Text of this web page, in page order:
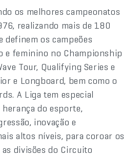
os melhores campeonatos
realizando mais de 180
definem os campeões
e feminino no Championship
Tour, Qualifying Series e
e Longboard, bem como o
A Liga tem especial
do esporte,
inovação e
altos níveis, para coroar os
divisões do Circuito